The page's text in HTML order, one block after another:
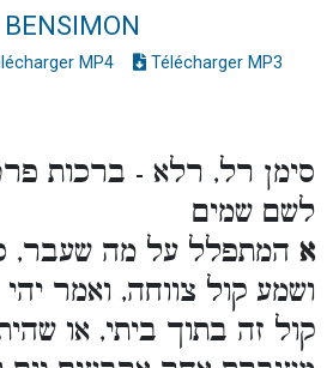
MP4 Télécharger MP3
סימן רל, רלא - ברכות
לשם שמים
א המתפלל על מה שעבר,
ושמע קול צווחה, ואמר
קול זה בתוך ביתי, או